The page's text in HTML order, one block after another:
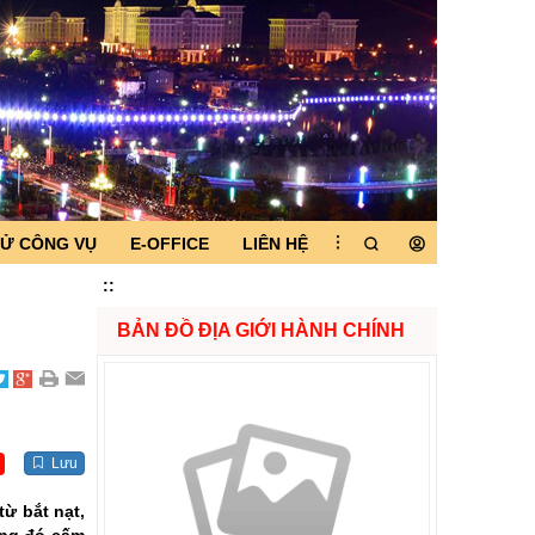
CÔNG VỤ E-OFFICE LIÊN HỆ
::
Lưu
bắt nạt,
BẢN ĐỒ ĐỊA GIỚI HÀNH CHÍNH